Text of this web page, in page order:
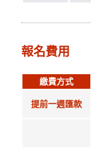
報名費用
繳費方式
提前一週匯款